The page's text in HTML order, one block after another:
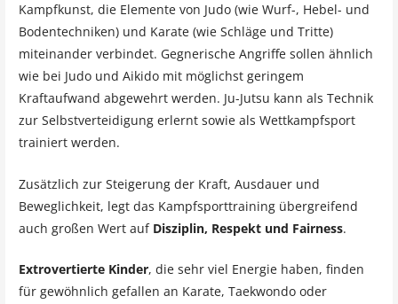
Kampfkunst, die Elemente von Judo (wie Wurf-, Hebel- und
Bodentechniken) und Karate (wie Schläge und Tritte)
miteinander verbindet. Gegnerische Angriffe sollen ähnlich
wie bei Judo und Aikido mit möglichst geringem
Kraftaufwand abgewehrt werden. Ju-Jutsu kann als Technik
zur Selbstverteidigung erlernt sowie als Wettkampfsport
trainiert werden.
Zusätzlich zur Steigerung der Kraft, Ausdauer und
Beweglichkeit, legt das Kampfsporttraining übergreifend
auch großen Wert auf Disziplin, Respekt und Fairness.
Extrovertierte Kinder, die sehr viel Energie haben, finden
für gewöhnlich gefallen an Karate, Taekwondo oder